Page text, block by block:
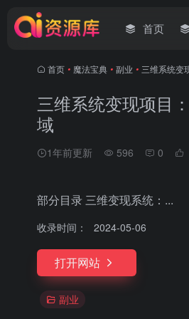
首页
首页 • 魔法宝典 • 副业 • 三维系统变
三维系统变现项目
域
1年前更新 596 0
部分目录 三维变现系统：...
收录时间： 2024-05-06
打开网站
副业